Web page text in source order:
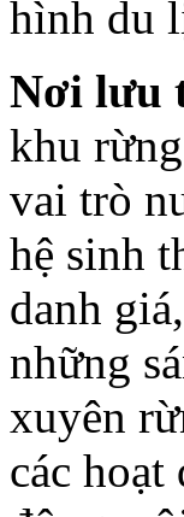
hình du
Nơi lưu
khu
vai trò
hệ sinh
danh
những
xuyên
các